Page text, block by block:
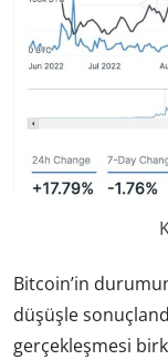
Bitcoin’in
düşüşle
gerçekleşmesi